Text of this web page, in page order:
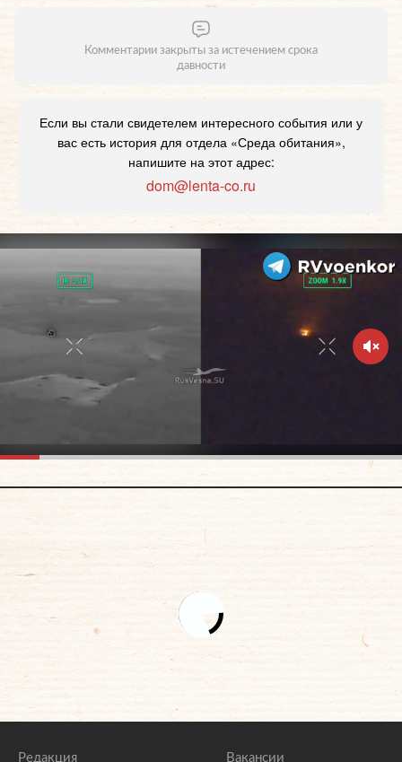
Комментарии закрыты за истечением срока
давности
Если вы стали свидетелем интересного события или у
вас есть история для отдела «Среда обитания»,
напишите на этот адрес:
dom@lenta-co.ru
Редакция Вакансии